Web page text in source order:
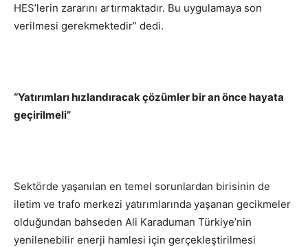
HES’lerin zararını artırmaktadır. Bu uygulamaya son
verilmesi gerekmektedir” dedi.
“Yatırımları hızlandıracak çözümler bir an önce hayata
geçirilmeli”
Sektörde yaşanılan en temel sorunlardan birisinin de
iletim ve trafo merkezi yatırımlarında yaşanan gecikmeler
olduğundan bahseden Ali Karaduman Türkiye’nin
yenilenebilir enerji hamlesi için gerçekleştirilmesi